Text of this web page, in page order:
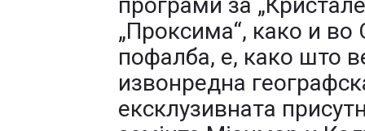
„Проксима“, како и во
пофалба, е, како што
извонредна
ексклузивната